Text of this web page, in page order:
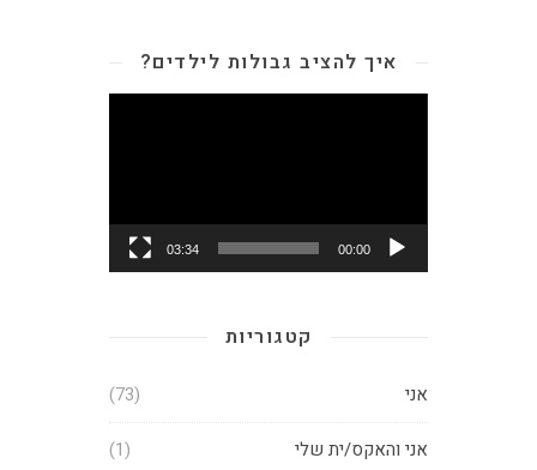
איך להציב גבולות לילדים?
נגן
00:00
03:34
קטגוריות
אני (73)
אני והאקס/ית שלי (1)